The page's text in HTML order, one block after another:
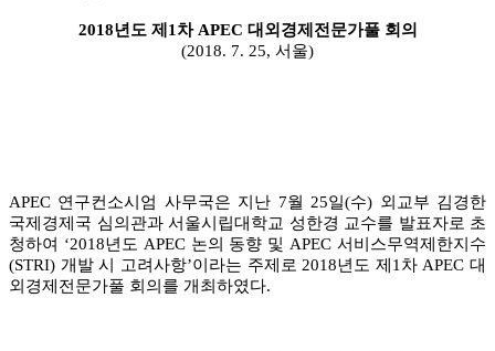
2018년도 제1차 APEC 대외경제전문가풀 회의
(2018. 7. 25, 서울)
APEC 연구컨소시엄 사무국은 지난 7월 25일(수) 외교부 김경한
국제경제국 심의관과 서울시립대학교 성한경 교수를 발표자로 초
청하여 ‘2018년도 APEC 논의 동향 및 APEC 서비스무역제한지수
(STRI) 개발 시 고려사항’이라는 주제로 2018년도 제1차 APEC 대
외경제전문가풀 회의를 개최하였다.